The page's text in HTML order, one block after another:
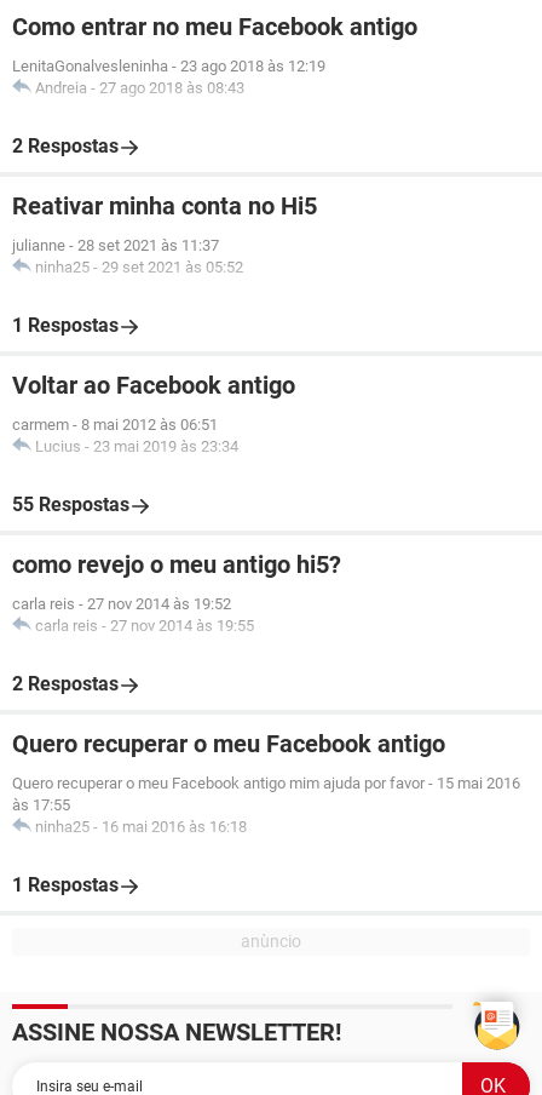
Como entrar no meu Facebook antigo
LenitaGonalvesleninha - 23 ago 2018 às 12:19
Andreia - 27 ago 2018 às 08:43
2 Respostas
Reativar minha conta no Hi5
julianne - 28 set 2021 às 11:37
ninha25 - 29 set 2021 às 05:52
1 Respostas
Voltar ao Facebook antigo
carmem - 8 mai 2012 às 06:51
Lucius - 23 mai 2019 às 23:34
55 Respostas
como revejo o meu antigo hi5?
carla reis - 27 nov 2014 às 19:52
carla reis - 27 nov 2014 às 19:55
2 Respostas
Quero recuperar o meu Facebook antigo
Quero recuperar o meu Facebook antigo mim ajuda por favor - 15 mai 2016
às 17:55
ninha25 - 16 mai 2016 às 16:18
1 Respostas
ASSINE NOSSA NEWSLETTER!